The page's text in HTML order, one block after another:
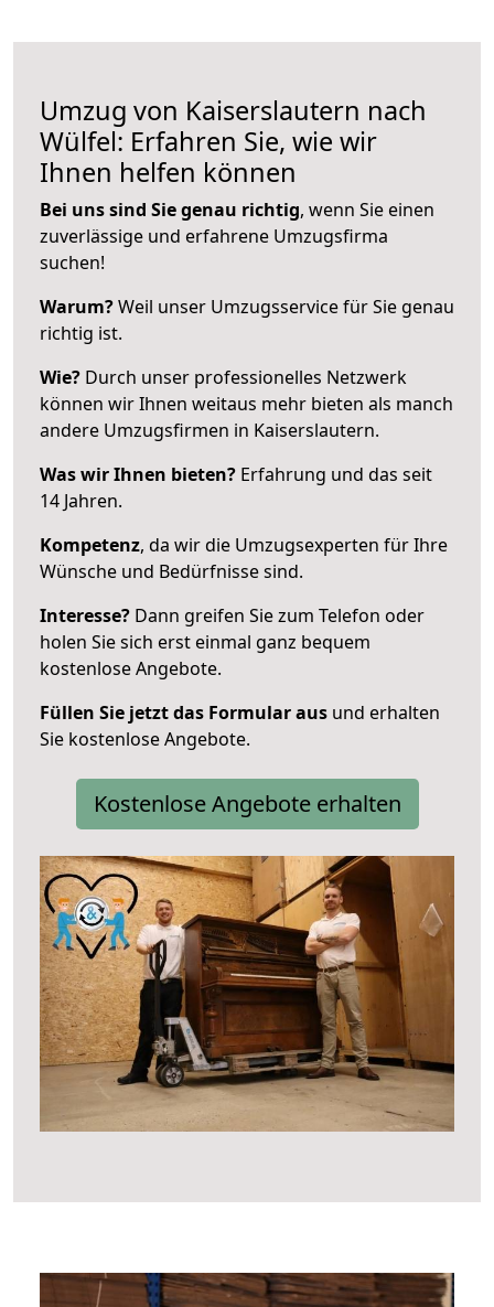
Umzug von Kaiserslautern nach
Wülfel: Erfahren Sie, wie wir
Ihnen helfen können
Bei uns sind Sie genau richtig, wenn Sie einen
zuverlässige und erfahrene Umzugsfirma
suchen!
Warum?Weil unser Umzugsservice für Sie genau
richtig ist.
Wie? Durch unser professionelles Netzwerk
können wir Ihnen weitaus mehr bieten als manch
andere Umzugsfirmen in Kaiserslautern.
Was wir Ihnen bieten? Erfahrung und das seit
14 Jahren.
Kompetenz, da wir die Umzugsexperten für Ihre
Wünsche und Bedürfnisse sind.
Interesse? Dann greifen Sie zum Telefon oder
holen Sie sich erst einmal ganz bequem
kostenlose Angebote.
Füllen Sie jetzt das Formular aus und erhalten
Sie kostenlose Angebote.
Kostenlose Angebote erhalten